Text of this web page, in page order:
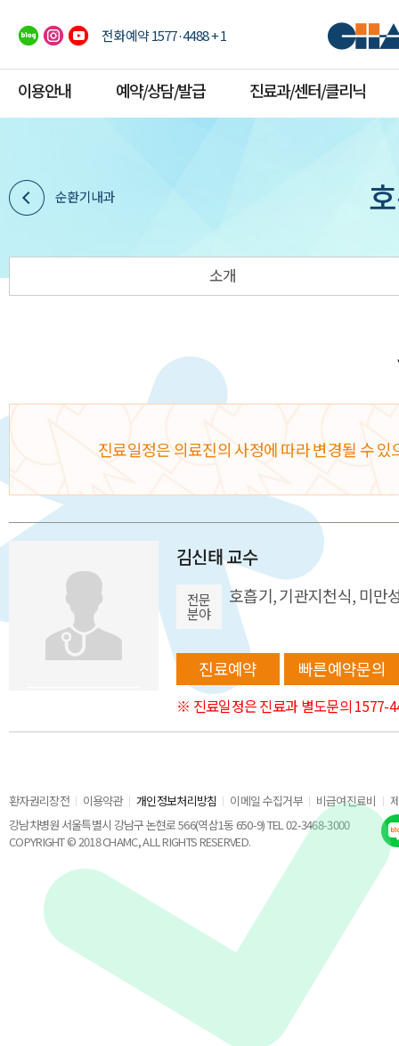
전화예약 1577·4488 + 1
이용안내 예약/상담/발급 진료과/센터/클리닉
순환기내과
소개
진료일정은 의료진의 사정에 따라 변경될 수
김신태 교수
전문
분야
호흡기, 기관지천식, 미만
진료예약 빠른예약문의
※ 진료일정은 진료과 별도문의 1577-
환자권리장전 이용약관 개인정보처리방침 이메일 수집거부 비급여진료비
강남차병원 서울특별시 강남구 논현로 566(역삼1동 650-9) TEL 02-3468-3000
COPYRIGHT © 2018 CHAMC, ALL RIGHTS RESERVED.